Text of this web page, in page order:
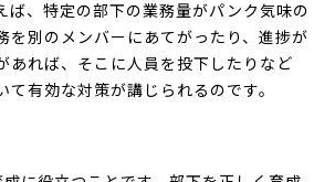
ば、特定の部下の業務量がパンク気味の
を別のメンバーにあてがったり、進捗が
あれば、そこに人員を投下したりなど
て有効な対策が講じられるのです。